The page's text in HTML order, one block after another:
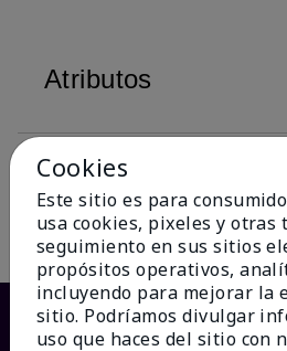
Atributos
Descripción
Cookies
Este sitio es para
usa cookies, pixeles y otras
seguimiento en sus sitios
propósitos operativos,
incluyendo para mejorar la
sitio. Podríamos divulgar
uso que haces del sitio con